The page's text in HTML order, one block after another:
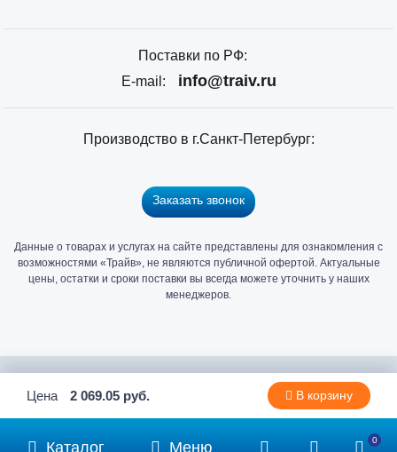
Цена 2 069.05 руб. В корзину
Поставки по РФ:
E-mail:
info@traiv.ru
Производство в г.Санкт-Петербург:
Заказать звонок
Данные о товарах и услугах на сайте представлены для ознакомления с
возможностями «Трайв», не являются публичной офертой. Актуальные
цены, остатки и сроки поставки вы всегда можете уточнить у наших
менеджеров.
Главный
в
Петербурге
2006 - 2026 © Компания «Трайв» производитель и дистрибьютор
Каталог Меню 0